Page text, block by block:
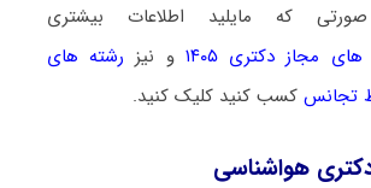
که مایلید اطلاعات بیشتری
مجاز دکتری ۱۴۰۵ و نیز رشته های
تجانسکسب کنید کلیک کنید.
هواشناسی